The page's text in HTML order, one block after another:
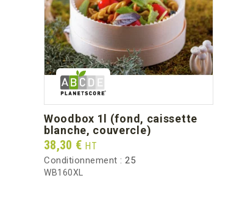
woodbox 1l (fond, caissette
blanche, couvercle)
Prix
38,30 € HT
Conditionnement : 25
WB160XL